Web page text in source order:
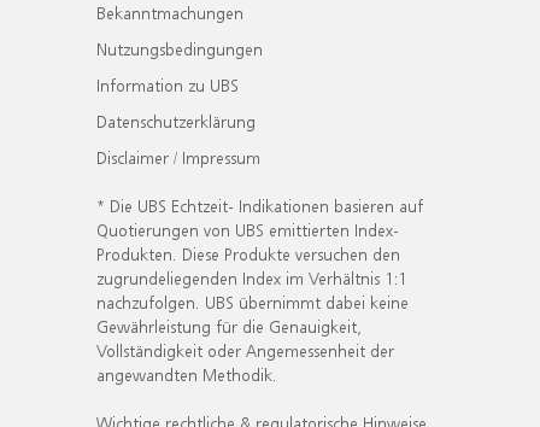
Bekanntmachungen
Nutzungsbedingungen
Information zu UBS
Datenschutzerklärung
Disclaimer / Impressum
* Die UBS Echtzeit- Indikationen basieren auf
Quotierungen von UBS emittierten Index-
Produkten. Diese Produkte versuchen den
zugrundeliegenden Index im Verhältnis 1:1
nachzufolgen. UBS übernimmt dabei keine
Gewährleistung für die Genauigkeit,
Vollständigkeit oder Angemessenheit der
angewandten Methodik.